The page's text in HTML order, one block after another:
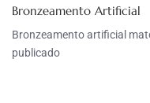
Bronzeamento Artificial
Bronzeamento artificial
publicado